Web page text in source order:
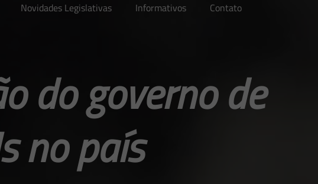
Novidades Legislativas Informativos Contato
do governo de
no país